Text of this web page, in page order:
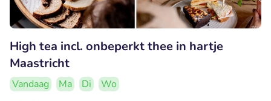
High tea incl. onbeperkt thee in hartje
Maastricht
Vandaag Ma Di
Wo